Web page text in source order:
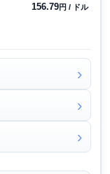
156.79円 / ドル